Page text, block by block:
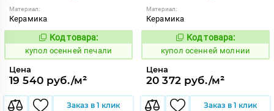
Материал:
Керамика
852195
Код товара:
купол осенней печали
Цена
19 540 руб./м²
Заказ в 1 клик
Материал:
Керамика
852178
Код товара:
купол осенней молнии
Цена
20 372 руб./м²
Заказ в 1 клик